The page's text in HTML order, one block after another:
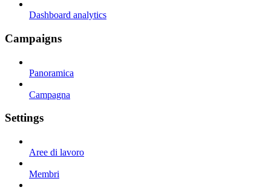
Dashboard analytics
Campaigns
Panoramica
Campagna
Settings
Aree di lavoro
Membri